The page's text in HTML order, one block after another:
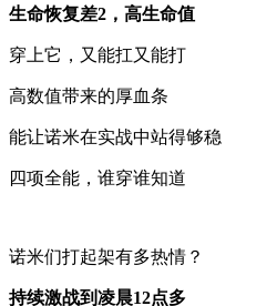
生命恢复差2，高生命值
穿上它，又能扛又能打
高数值带来的厚血条
能让诺米在实战中站得够稳
四项全能，谁穿谁知道
诺米们打起架有多热情？
持续激战到凌晨12点多